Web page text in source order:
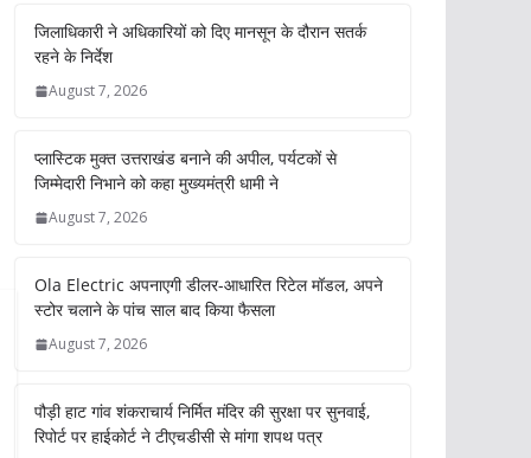
जिलाधिकारी ने अधिकारियों को दिए मानसून के दौरान सतर्क
रहने के निर्देश
August 7, 2026
प्लास्टिक मुक्त उत्तराखंड बनाने की अपील, पर्यटकों से
जिम्मेदारी निभाने को कहा मुख्यमंत्री धामी ने
August 7, 2026
Ola Electric अपनाएगी डीलर-आधारित रिटेल मॉडल, अपने
स्टोर चलाने के पांच साल बाद किया फैसला
August 7, 2026
पौड़ी हाट गांव शंकराचार्य निर्मित मंदिर की सुरक्षा पर सुनवाई,
रिपोर्ट पर हाईकोर्ट ने टीएचडीसी से मांगा शपथ पत्र